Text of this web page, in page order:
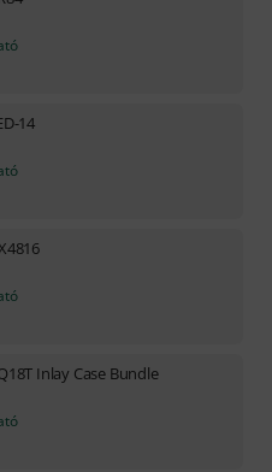
14
Inlay Case Bundle